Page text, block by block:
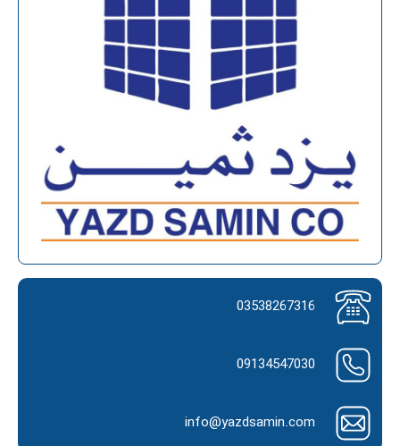
03538267316
09134547030
info@yazdsamin.com